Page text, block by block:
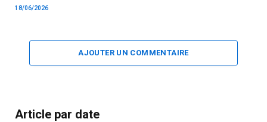
18/06/2026
AJOUTER UN COMMENTAIRE
Article par date